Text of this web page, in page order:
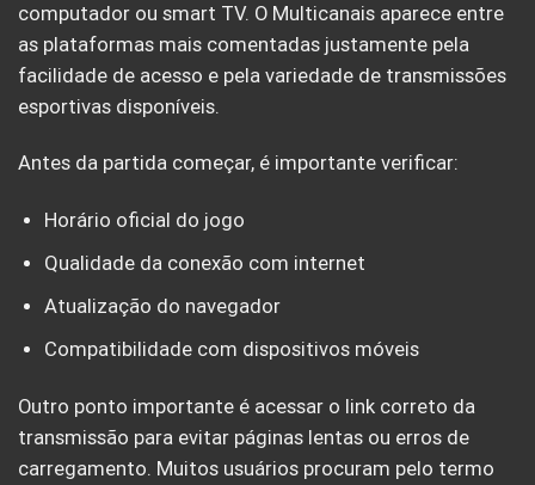
computador ou smart TV. O Multicanais aparece entre
as plataformas mais comentadas justamente pela
facilidade de acesso e pela variedade de transmissões
esportivas disponíveis.
Antes da partida começar, é importante verificar:
Horário oficial do jogo
Qualidade da conexão com internet
Atualização do navegador
Compatibilidade com dispositivos móveis
Outro ponto importante é acessar o link correto da
transmissão para evitar páginas lentas ou erros de
carregamento. Muitos usuários procuram pelo termo